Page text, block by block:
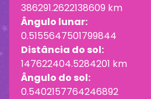
386291.2622138609 km
Ângulo lunar:
0.5155647501799844
Distância do sol:
147622404.5284201 km
Ângulo do sol:
0.5402157764246892